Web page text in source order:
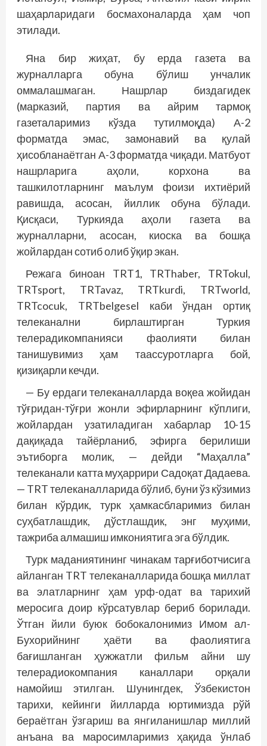
шаҳарларидаги босмахоналарда ҳам чоп
этилади.
Яна бир жиҳат, бу ерда газета ва
журналларга обуна бўлиш унчалик
оммалашмаган. Нашрлар биздагидек
(марказий, партия ва айрим тармоқ
газеталаримиз кўзда тутилмоқда) А-2
форматда эмас, замонавий ва қулай
ҳисобланаётган А-3 форматда чиқади. Матбуот
нашрларига аҳоли, корхона ва
ташкилотларнинг маълум фоизи ихтиёрий
равишда, асосан, йиллик обуна бўлади.
Қисқаси, Туркияда аҳоли газета ва
журналларни, асосан, киоска ва бошқа
жойлардан сотиб олиб ўқир экан.
Режага биноан TRT1, TRThaber, TRTokul,
TRTsport, TRTavaz, TRTkurdi, TRTworld,
TRTcocuk, TRTbelgesel каби ўндан ортиқ
телеканални бирлаштирган Туркия
телерадикомпанияси фаолияти билан
танишувимиз ҳам таассуротларга бой,
қизиқарли кечди.
— Бу ердаги телеканалларда воқеа жойидан
тўғридан-тўғри жонли эфирларнинг кўплиги,
жойлардан узатиладиган хабарлар 10-15
дақиқада тайёрланиб, эфирга берилиши
эътиборга молик, — дейди “Маҳалла”
телеканали катта муҳаррири Садоқат Дадаева.
— TRT телеканалларида бўлиб, буни ўз кўзимиз
билан кўрдик, турк ҳамкасбларимиз билан
суҳбатлашдик, дўстлашдик, энг муҳими,
тажриба алмашиш имкониятига эга бўлдик.
Турк маданиятининг чинакам тар­ғиботчисига
айланган TRT телеканалларида бошқа миллат
ва элатларнинг ҳам урф-одат ва тарихий
меросига доир кўрсатувлар бериб борилади.
Ўтган йили буюк бобокалонимиз Имом ал-
Бухорийнинг ҳаёти ва фаолиятига
бағишланган ҳужжатли фильм айни шу
телерадиокомпания каналлари орқали
намойиш этилган. Шунингдек, Ўзбекистон
тарихи, кейинги йилларда юртимизда рўй
бераётган ўзгариш ва янгиланишлар миллий
анъана ва маросимларимиз ҳақида ўнлаб